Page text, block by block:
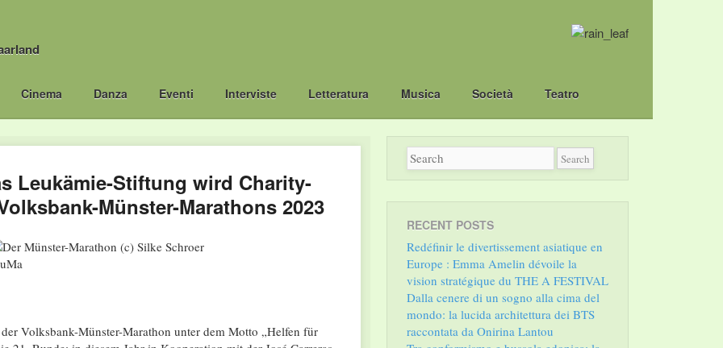
Cinema Danza Eventi Interviste Letteratura Musica Società Teatro
Leukämie-Stiftung wird Charity-
Münster-Marathons 2023
Volksbank-Münster-Marathon unter dem Motto „Helfen für
RECENT POSTS
Redéfinir le divertissement asiatique en
Europe : Emma Amelin dévoile la
vision stratégique du THE A FESTIVAL
Dalla cenere di un sogno alla cima del
mondo: la lucida architettura dei BTS
raccontata da Onirina Lantou